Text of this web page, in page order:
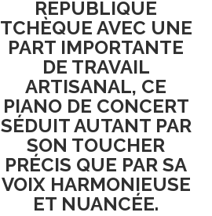
RÉPUBLIQUE
TCHÈQUE AVEC UNE
PART IMPORTANTE
DE TRAVAIL
ARTISANAL, CE
PIANO DE CONCERT
SÉDUIT AUTANT PAR
SON TOUCHER
PRÉCIS QUE PAR SA
VOIX HARMONIEUSE
ET NUANCÉE.